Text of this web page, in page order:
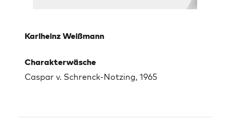
Karlheinz Weißmann
Charakterwäsche
Caspar v. Schrenck-Notzing, 1965